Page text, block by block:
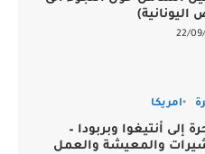
اليونانية)
22/
امريكا
إلى أنتيغوا وبربودا –
والمعيشة والعمل